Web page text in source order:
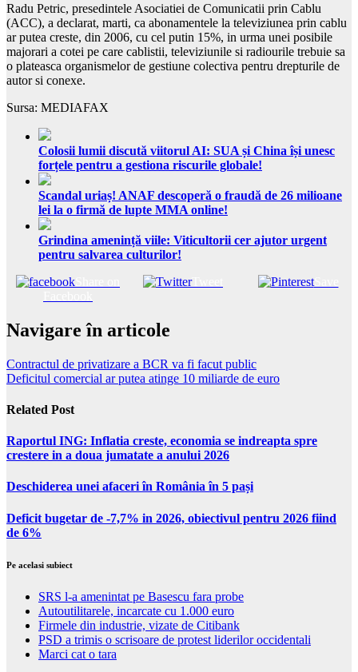
Radu Petric, presedintele Asociatiei de Comunicatii prin Cablu
(ACC), a declarat, marti, ca abonamentele la televiziunea prin cablu
ar putea creste, din 2006, cu cel putin 15%, in urma unei posibile
majorari a cotei pe care cablistii, televiziunile si radiourile trebuie sa
o plateasca organismelor de gestiune colectiva pentru drepturile de
autor si conexe.
Sursa: MEDIAFAX
Colosii lumii discută viitorul AI: SUA și China își unesc
forțele pentru a gestiona riscurile globale!
Scandal uriaș! ANAF descoperă o fraudă de 26 milioane
lei la o firmă de lupte MMA online!
Grindina amenință viile: Viticultorii cer ajutor urgent
pentru salvarea culturilor!
Tweet Save
Navigare în articole
Contractul de privatizare a BCR va fi facut public
Deficitul comercial ar putea atinge 10 miliarde de euro
Related Post
Raportul ING: Inflatia creste, economia se indreapta spre
crestere in a doua jumatate a anului 2026
Deschiderea unei afaceri în România în 5 pași
Deficit bugetar de -7,7% in 2026, obiectivul pentru 2026 fiind
de 6%
Pe acelasi subiect
SRS l-a amenintat pe Basescu fara probe
Autoutilitarele, incarcate cu 1.000 euro
Firmele din industrie, vizate de Citibank
PSD a trimis o scrisoare de protest liderilor occidentali
Marci cat o tara